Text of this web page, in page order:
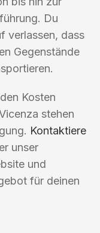
Du
verlassen, dass
Gegenstände
Kosten
stehen
Kontaktiere
unser
und
für deinen